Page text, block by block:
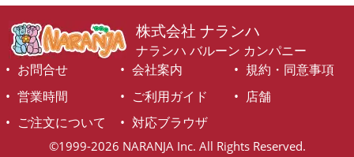
株式会社 ナランハ
ナランハ バルーン カンパニー
お問合せ
会社案内
規約・同意事項
営業時間
ご利用ガイド
店舗
ご注文について
対応ブラウザ
©1999-2026 NARANJA Inc. All Rights Reserved.